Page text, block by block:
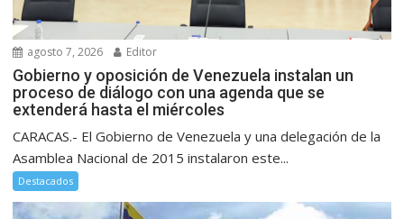
agosto 7, 2026 Editor
Gobierno y oposición de Venezuela instalan un
proceso de diálogo con una agenda que se
extenderá hasta el miércoles
CARACAS.- El Gobierno de Venezuela y una delegación de la
Asamblea Nacional de 2015 instalaron este...
Destacados